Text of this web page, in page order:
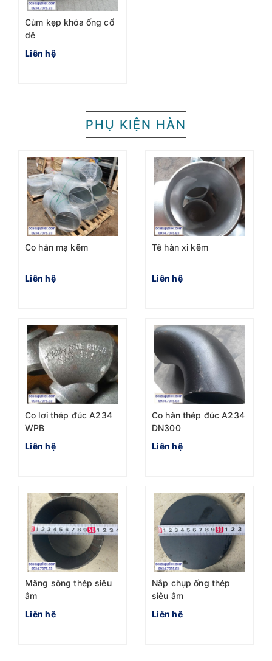
Cùm kẹp khóa ống cổ
dê
Liên hệ
PHỤ KIỆN HÀN
Co hàn mạ kẽm
Liên hệ
Tê hàn xi kẽm
Liên hệ
Co lơi thép đúc A234
WPB
Liên hệ
Co hàn thép đúc A234
DN300
Liên hệ
Măng sông thép siêu
âm
Liên hệ
Nắp chụp ống thép
siêu âm
Liên hệ